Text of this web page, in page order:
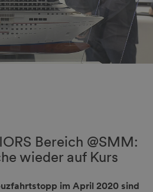
Bereich @SMM:
wieder auf Kurs
im April 2020 sind